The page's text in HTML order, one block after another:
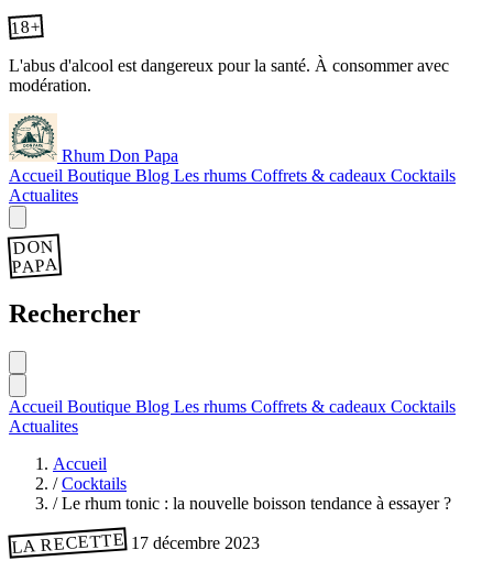
18+
L'abus d'alcool est dangereux pour la santé. À consommer avec
modération.
Rhum Don Papa
Accueil Boutique Blog Les rhums Coffrets & cadeaux Cocktails
Actualites
DON
PAPA
Rechercher
Accueil Boutique Blog Les rhums Coffrets & cadeaux Cocktails
Actualites
Accueil
/ Cocktails
/ Le rhum tonic : la nouvelle boisson tendance à essayer ?
LA RECETTE 17 décembre 2023